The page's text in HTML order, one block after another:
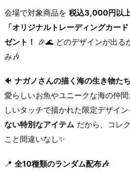
会場で対象商品を 税込3,000円以
「オリジナルトレーディングカー
ゼント！
🎉🌊 どのデザインが出る
み🎶
🐠 ナガノさんの描く海の生き物た
愛らしいお魚やユニークな海の仲
しいタッチで描かれた限定デザイン
ない特別なアイテム だから、コレ
こと間違いなし✨
📍 全10種類のランダム配布🎶